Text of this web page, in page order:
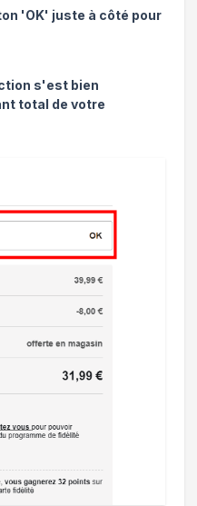
'OK' juste à côté pour
s'est bien
total de votre